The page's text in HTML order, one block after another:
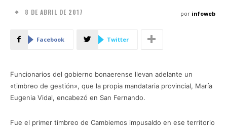
8 DE ABRIL DE 2017 por infoweb
Facebook Twitter
Funcionarios del gobierno bonaerense llevan adelante un
«timbreo de gestión», que la propia mandataria provincial, María
Eugenia Vidal, encabezó en San Fernando.
Fue el primer timbreo de Cambiemos impusaldo en ese territorio